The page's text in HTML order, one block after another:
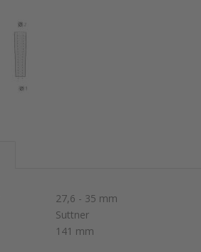
27,6 - 35 mm
Suttner
141 mm